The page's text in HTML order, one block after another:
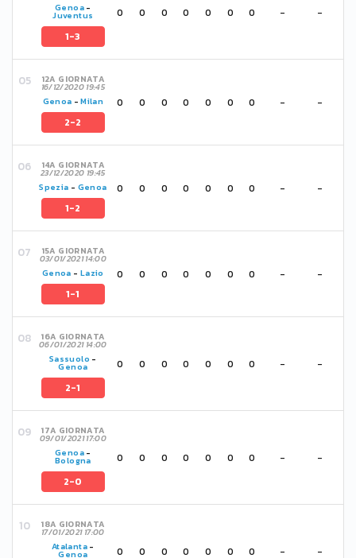
Genoa-
Juventus
1-3
0 0 0 0 0 0 0 - -
12A GIORNATA
16/12/2020 19:45
Genoa -Milan
2-2
0 0 0 0 0 0 0 - -
14A GIORNATA
23/12/2020 19:45
Spezia - Genoa
1-2
0 0 0 0 0 0 0 - -
15A GIORNATA
03/01/2021 14:00
Genoa - Lazio
1-1
0 0 0 0 0 0 0 - -
16A GIORNATA
06/01/2021 14:00
Sassuolo -
Genoa
2-1
0 0 0 0 0 0 0 - -
17A GIORNATA
09/01/2021 17:00
Genoa-
Bologna
2-0
0 0 0 0 0 0 0 - -
18A GIORNATA
17/01/2021 17:00
Atalanta-
Genoa 0 0 0 0 0 0 0 - -